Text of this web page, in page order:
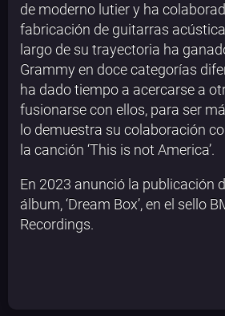
de moderno lutier y ha
fabricación de guitarras
largo de su trayectoria ha
Grammy en doce categorías
ha dado tiempo a acercarse a
fusionarse con ellos, para ser
lo demuestra su colaboración
la canción ‘This is not America’.
En 2023 anunció la publicación
álbum, ‘Dream Box’, en el sello
Recordings.